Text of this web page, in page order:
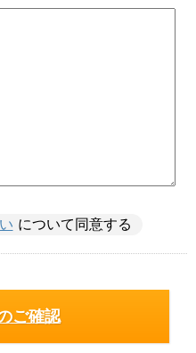
について同意する